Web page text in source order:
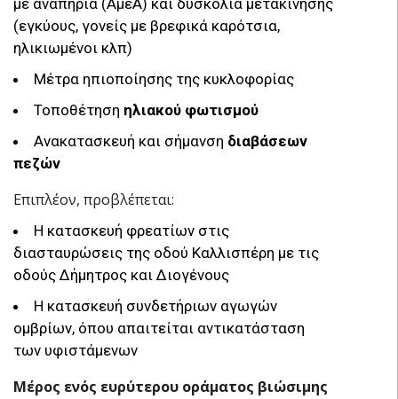
(εγκύους, γονείς με βρεφικά καρότσια,
ηλικιωμένοι κλπ)
Μέτρα ηπιοποίησης της κυκλοφορίας
Τοποθέτηση ηλιακού φωτισμού
Ανακατασκευή και σήμανση διαβάσεων
πεζών
Επιπλέον, προβλέπεται:
Η κατασκευή φρεατίων στις
διασταυρώσεις της οδού Καλλισπέρη με τις
οδούς Δήμητρος και Διογένους
Η κατασκευή συνδετήριων αγωγών
ομβρίων, όπου απαιτείται αντικατάσταση
των υφιστάμενων
Μέρος ενός ευρύτερου οράματος βιώσιμης